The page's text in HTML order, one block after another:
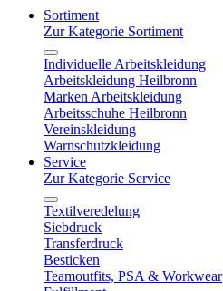
Sortiment
Zur Kategorie Sortiment
Individuelle Arbeitskleidung
Arbeitskleidung Heilbronn
Marken Arbeitskleidung
Arbeitsschuhe Heilbronn
Vereinskleidung
Warnschutzkleidung
Service
Zur Kategorie Service
Textilveredelung
Siebdruck
Transferdruck
Besticken
Teamoutfits, PSA & Workwear